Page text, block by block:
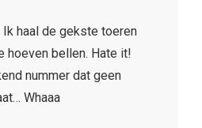
haal de gekste toeren
hoeven bellen. Hate it!
nummer dat geen
Whaaa